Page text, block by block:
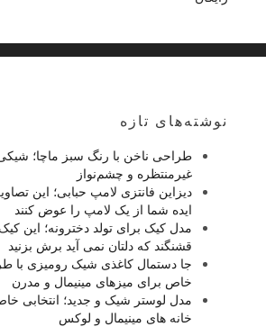
نوشته‌های تازه
طراحی ناخن با رنگ سبز ماچا؛ شیکی
غیرمنتظره و چشم‌نواز
دیزاین فانتزی لامپ حبابی؛ این
ایده شما از یک لامپ را عوض کنند
مدل کیک برای تولد دخترونه؛ این کیک
قشنگند که دلتان نمی آید برش بزنید
جا دستمال کاغذی شیک رومیزی با
خاص برای میزهای مینیمال و مدرن
مدل لوستر شیک و جدید؛ انتخابی
خانه های مینیمال و لوکس